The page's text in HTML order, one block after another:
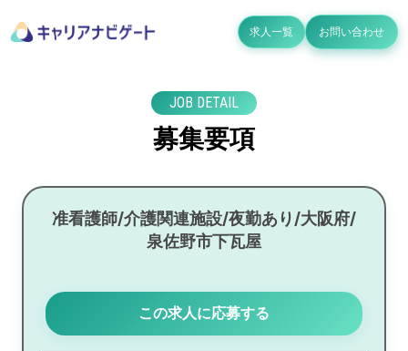
求人一覧 お問い合わせ
JOB DETAIL
募集要項
准看護師/介護関連施設/夜勤あり/大阪府/
泉佐野市下瓦屋
この求人に応募する